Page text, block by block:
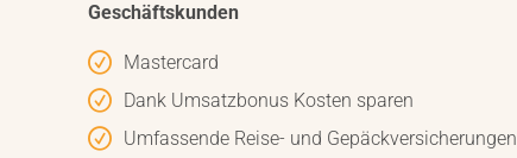
Geschäftskunden
Mastercard
Dank Umsatzbonus Kosten sparen
Umfassende Reise- und Gepäckversicherungen